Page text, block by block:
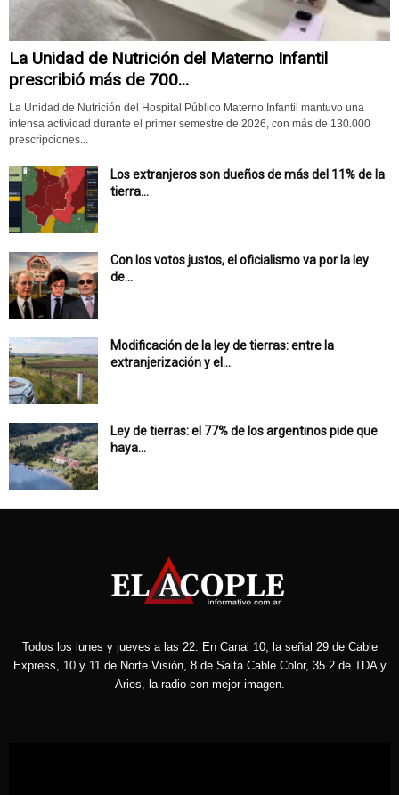
La Unidad de Nutrición del Materno Infantil
prescribió más de 700...
La Unidad de Nutrición del Hospital Público Materno Infantil mantuvo una
intensa actividad durante el primer semestre de 2026, con más de 130.000
prescripciones...
Los extranjeros son dueños de más del 11% de la
tierra...
Con los votos justos, el oficialismo va por la ley
de...
Modificación de la ley de tierras: entre la
extranjerización y el...
Ley de tierras: el 77% de los argentinos pide que
haya...
Todos los lunes y jueves a las 22. En Canal 10, la señal 29 de Cable
Express, 10 y 11 de Norte Visión, 8 de Salta Cable Color, 35.2 de TDA y
Aries, la radio con mejor imagen.